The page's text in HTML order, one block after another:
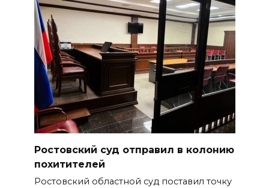
Ростовский суд отправил в колонию
похитителей
Ростовский областной суд поставил точку